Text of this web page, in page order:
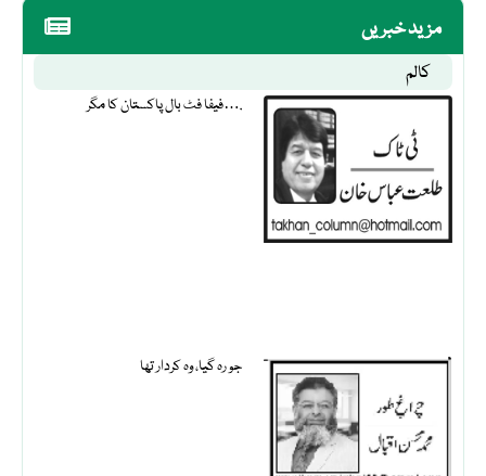
مزید خبریں
کالم
فیفا فٹ بال پاکستان کا مگر….
جو رہ گیا، وہ کردار تھا